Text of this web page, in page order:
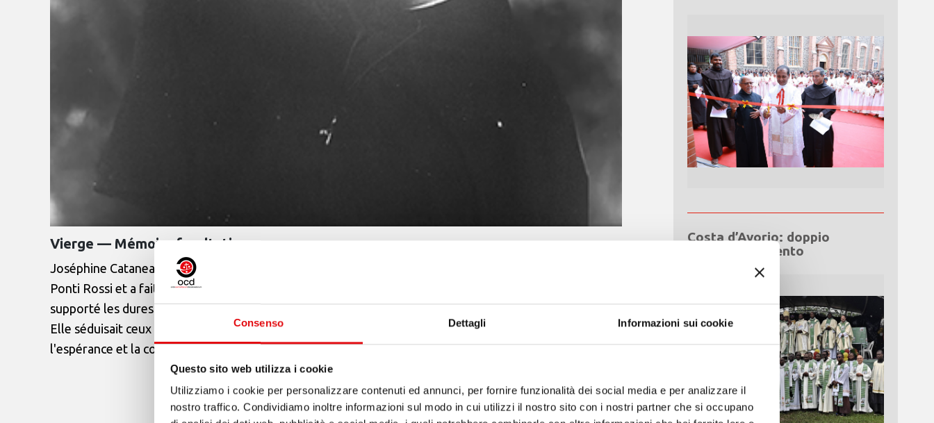
Consenso Dettagli Informazioni sui cookie
Questo sito web utilizza i cookie
Utilizziamo i cookie per personalizzare contenuti ed annunci, per fornire funzionalità dei social media e per analizzare il
nostro traffico. Condividiamo inoltre informazioni sul modo in cui utilizzi il nostro sito con i nostri partner che si occupano
Vierge — Mémoire facultative
Joséphine Catanea est née à Naples le 18 février 1894. Elle est entrée au Carmel de Santa Maria ai
Ponti Rossi et a fait sa profession solennelle le 6 août 1933. En 1945, elle est élue prieure. Elle a
supporté les dures épreuves de la maladie et de la persécution en s'abandonnant à la volonté de Dieu.
Elle séduisait ceux qui l'approchaient par sa profonde spiritualité, son humilité et sa simplicité, instillant
l'espérance et la confiance en Dieu et en la Sainte Vierge. Elle est décédée à Naples le 14 mars 1948.
Vedi il calendario completo
Costa d’Avorio: doppio
Giubileo d’Argento